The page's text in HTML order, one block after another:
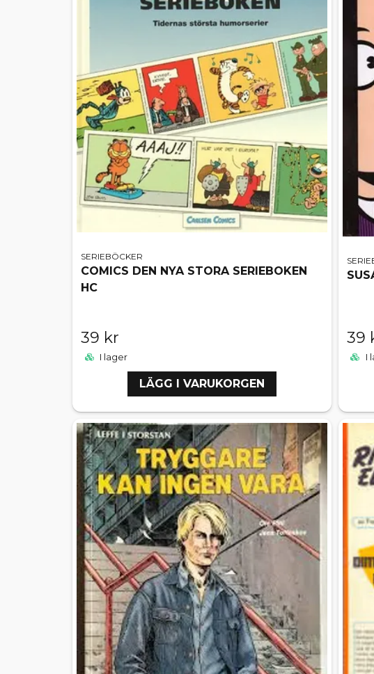
SERIEBÖCKER
COMICS DEN NYA STORA SERIEBOKEN
HC
39 kr
I lager
LÄGG I VARUKORGEN
39
I